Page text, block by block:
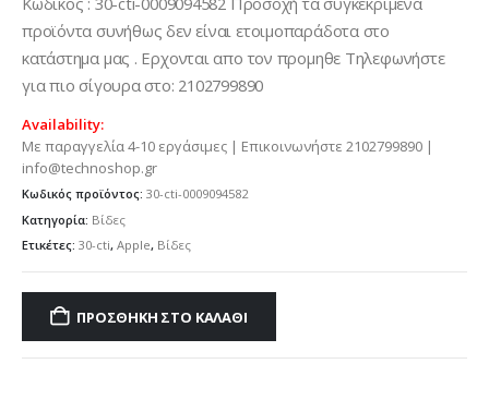
προϊόντα συνήθως δεν είναι ετοιμοπαράδοτα στο
κατάστημα μας . Ερχονται απο τον προμηθε Τηλεφωνήστε
για πιο σίγουρα στο: 2102799890
Availability:
Με παραγγελία 4-10 εργάσιμες | Επικοινωνήστε 2102799890 |
info@technoshop.gr
Κωδικός προϊόντος: 30-cti-0009094582
Κατηγορία: Βίδες
Ετικέτες: 30-cti, Apple, Βίδες
ΠΡΟΣΘΉΚΗ ΣΤΟ ΚΑΛΆΘΙ